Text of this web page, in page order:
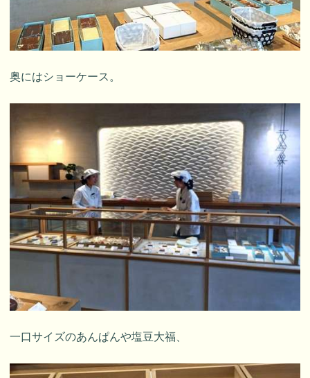
奥にはショーケース。
一口サイズのあんぱんや塩豆大福、